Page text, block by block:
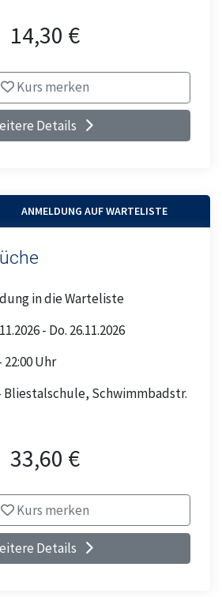
14,30 €
Kurs merken
Details
ANMELDUNG AUF WARTELISTE
in die Warteliste
- Do. 26.11.2026
22:00 Uhr
Bliestalschule, Schwimmbadstr.
33,60 €
Kurs merken
Details